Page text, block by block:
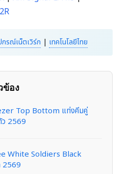
รณ์เน็ตเวิร์ก | เทคโนโลยีไทย
ข้อง
Top Bottom แท่งคีมคู่
2569
White Soldiers Black
2569